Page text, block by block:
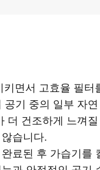
면서 고효율 필터
기 중의 일부 자
더 건조하게 느껴
습니다.
료된 후 가습기를